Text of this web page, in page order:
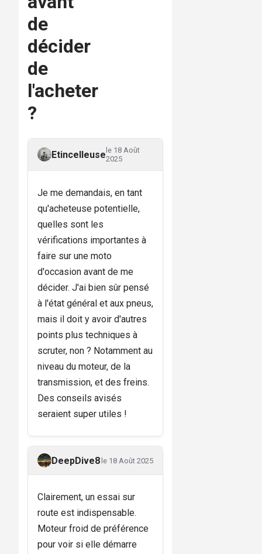
de
décider
de
l'acheter
?
Etincelleuse le 18 Août
2025
Je me demandais, en tant
qu'acheteuse potentielle,
quelles sont les
vérifications importantes à
faire sur une moto
d'occasion avant de me
décider. J'ai bien sûr pensé
à l'état général et aux pneus,
mais il doit y avoir d'autres
points plus techniques à
scruter, non ? Notamment au
niveau du moteur, de la
transmission, et des freins.
Des conseils avisés
seraient super utiles !
DeepDive8 le 18 Août 2025
Clairement, un essai sur
route est indispensable.
Moteur froid de préférence
pour voir si elle démarre